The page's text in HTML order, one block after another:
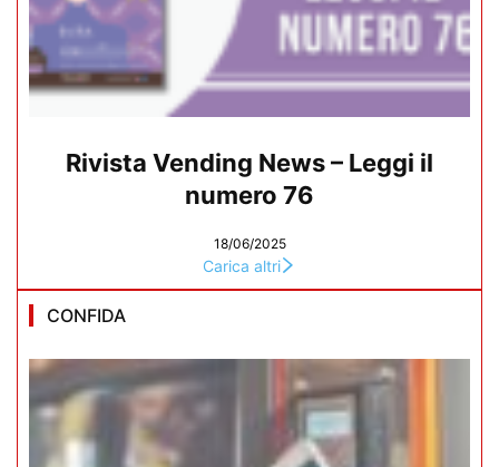
Rivista Vending News – Leggi il
numero 76
18/06/2025
Carica altri
CONFIDA